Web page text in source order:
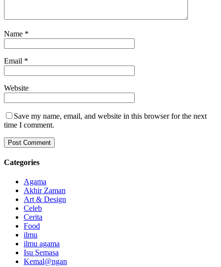
Name *
Email *
Website
Save my name, email, and website in this browser for the next
time I comment.
Categories
Agama
Akhir Zaman
Art & Design
Celeb
Cerita
Food
ilmu
ilmu agama
Isu Semasa
Kemal@ngan